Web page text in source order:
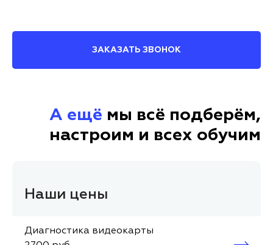
ЗАКАЗАТЬ ЗВОНОК
А ещё мы всё подберём,
настроим и всех обучим
Наши цены
Диагностика видеокарты